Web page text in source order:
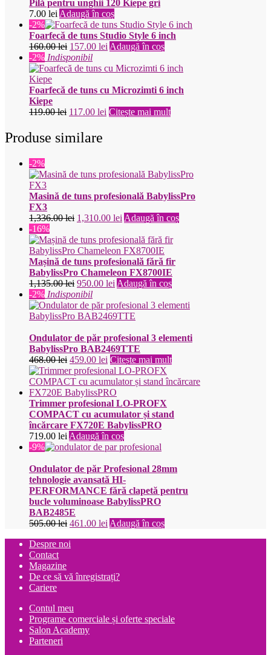
a
fost:
189.00 lei.
este:
175.00 lei.
Pilă pentru unghii 120 Kiepe gri
7.00 lei Adaugă în coș
-2%
Foarfecă de tuns Studio Style 6 inch
160.00lei Prețul
inițial
a
160.00 lei.
157.00 lei Prețul
este:
Adaugă în coș
-2% Indisponibil
Foarfecă de tuns cu Microzimti 6 inch
Kiepe
119.00lei Prețul
fost:
117.00 lei Prețul
Citește mai mult
Produse similare
-2%
Masină de tuns profesională BabylissPro
FX3
1,336.00lei Prețul
a
fost:
1,336.00 lei.
1,310.00 lei Prețul
este:
1,310.00 lei.
Adaugă în coș
-16%
Mașină de tuns profesională fără fir
BabylissPro Chameleon FX8700IE
1,135.00lei Prețul
inițial
a
fost:
950.00 lei Prețul
este:
950.00 lei.
Adaugă în coș
-2% Indisponibil
Ondulator de păr profesional 3 elementi
BabylissPro BAB2469TTE
468.00lei Prețul
inițial
a
fost:
468.00 lei.
459.00 lei Prețul
curent
este:
459.00 lei.
Citește mai mult
Trimmer profesional LO-PROFX
COMPACT cu acumulator și stand
încărcare FX720E BabylissPRO
719.00 lei Adaugă în coș
-9%
Ondulator de păr Profesional 28mm
tehnologie avansată HI-
PERFORMANCE fără clapetă pentru
bucle voluminoase BabylissPRO
BAB2485E
505.00lei Prețul
a
461.00 lei Prețul
Adaugă în coș
Despre noi
Contact
Magazine
De ce să vă înregistrați?
Cariere
Contul meu
Programe comerciale și oferte speciale
Salon Academy
Parteneri